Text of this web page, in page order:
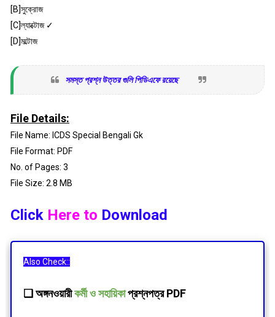
[B]সুক্রোজ
[C]ল্যাক্টোজ ✓
[D]মল্টোজ
সমস্ত প্রশ্ন উত্তর গুলি পিডিএফে রয়েছে
File Details:
File Name: ICDS Special Bengali Gk
File Format: PDF
No. of Pages: 3
File Size: 2.8 MB
Click Here to Download
Also Check::
❏অঙ্গনওয়ারীকর্মী ও সহায়িকাপ্রশ্নপত্র PDF